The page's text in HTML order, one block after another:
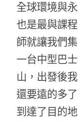
全球環境與
也是最與課
師就讓我們
一台中型巴
山，出發後
還要遠的多
到達了目的